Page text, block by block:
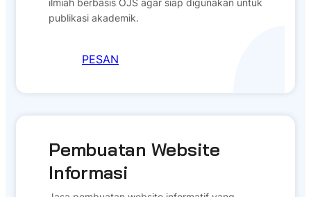
publikasi akademik.
PESAN
Pembuatan Website
Informasi